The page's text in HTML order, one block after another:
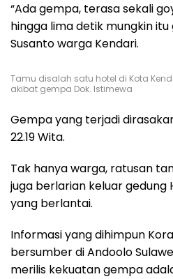
“Ada gempa, terasa sekali
hingga lima detik mungkin itu
Susanto warga Kendari.
Tamu disalah satu hotel di Kota
akibat gempa Dok. Istimewa
Gempa yang terjadi
22.19 Wita.
Tak hanya warga, ratusan
juga berlarian keluar
yang berlantai.
Informasi yang dihimpun
bersumber di Andoolo
merilis kekuatan gempa